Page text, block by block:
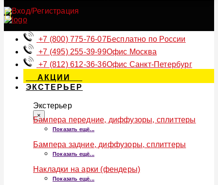
+7 (800) 775-76-07Бесплатно по России
+7 (495) 255-39-99Офис Москва
+7 (812) 612-36-36Офис Санкт-Петербург
АКЦИИ
ЭКСТЕРЬЕР
Экстерьер
×
Бампера передние, диффузоры, сплиттеры
Показать ещё...
Бампера задние, диффузоры, сплиттеры
Показать ещё...
Накладки на арки (фендеры)
Показать ещё...